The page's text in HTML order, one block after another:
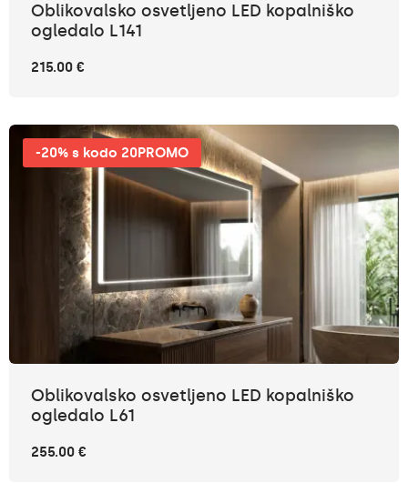
Oblikovalsko osvetljeno LED kopalniško
ogledalo L141
215.00 €
-20% s kodo 20PROMO
Oblikovalsko osvetljeno LED kopalniško
ogledalo L61
255.00 €